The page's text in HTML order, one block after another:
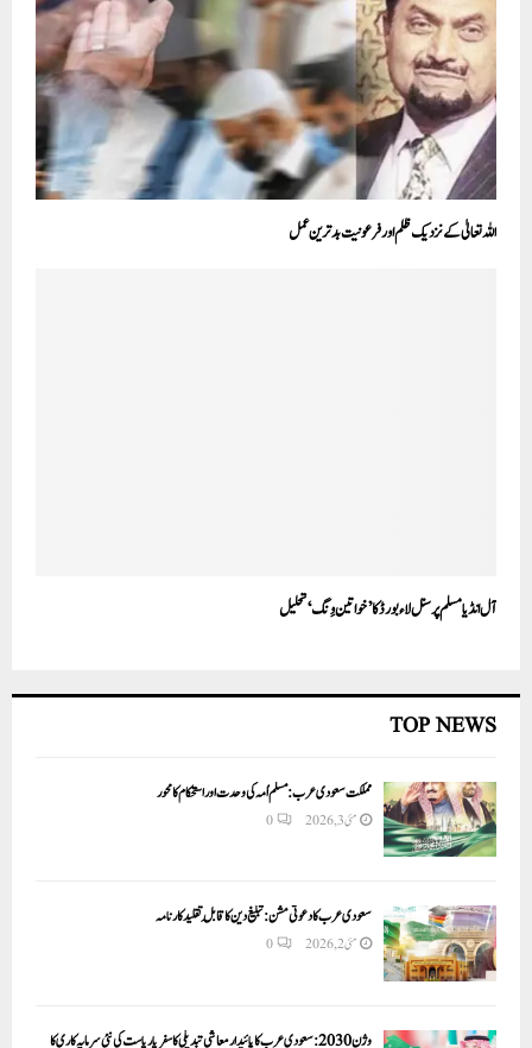
اللہ تعالیٰ کے نزدیک ظلم اور فرعونیت بد ترین عمل
آل انڈیا مسلم پرسنل لاء بورڈ کا ’خواتین وِنگ‘ تحلیل
TOP NEWS
مملکت سعودی عرب: مسلم اُمہ کی وحدت اور استحکام کا محور
مئی 3, 2026 0
سعودی عرب کا دعوتی مشن: تبلیغ دین کا قابلِ تقلید کارنامہ
مئی 2, 2026 0
وژن 2030:سعودی عرب کا پائیدار معاشی تبدیلی کا سفر یا ریاست کی نئی سرمایہ کاری کا